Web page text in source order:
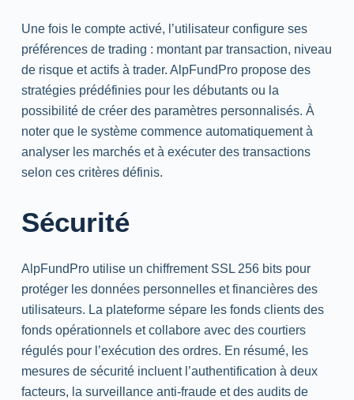
Une fois le compte activé, l’utilisateur configure ses
préférences de trading : montant par transaction, niveau
de risque et actifs à trader. AlpFundPro propose des
stratégies prédéfinies pour les débutants ou la
possibilité de créer des paramètres personnalisés. À
noter que le système commence automatiquement à
analyser les marchés et à exécuter des transactions
selon ces critères définis.
Sécurité
AlpFundPro utilise un chiffrement SSL 256 bits pour
protéger les données personnelles et financières des
utilisateurs. La plateforme sépare les fonds clients des
fonds opérationnels et collabore avec des courtiers
régulés pour l’exécution des ordres. En résumé, les
mesures de sécurité incluent l’authentification à deux
facteurs, la surveillance anti-fraude et des audits de